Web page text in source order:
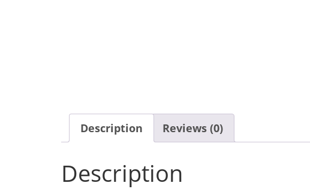
Description Reviews (0)
Description